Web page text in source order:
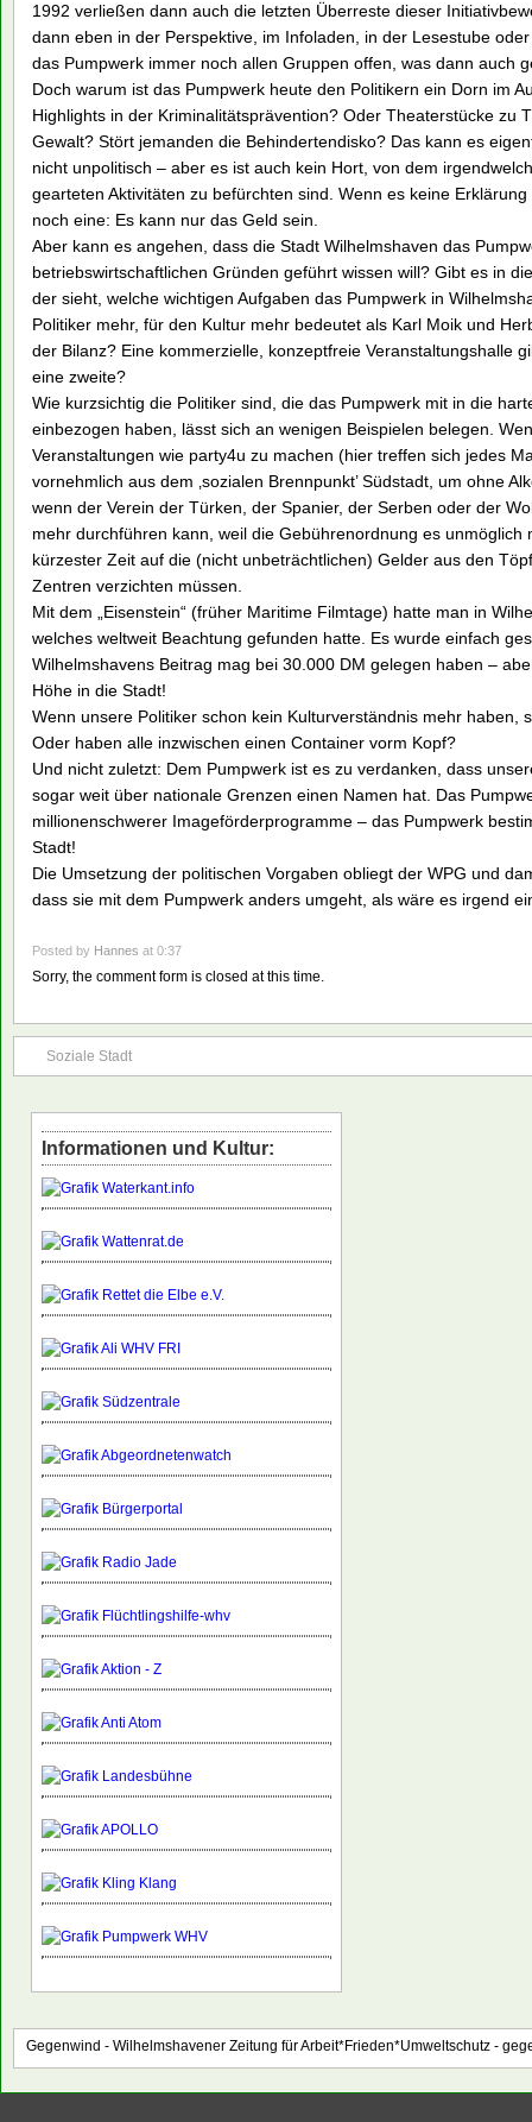
1992 verließen dann auch die letzten Überreste dieser
dann eben in der Perspektive, im Infoladen, in der Lesestube
das Pumpwerk immer noch allen Gruppen offen, was dann auch
Doch warum ist das Pumpwerk heute den Politikern ein Dorn im
Highlights in der Kriminalitätsprävention? Oder Theaterstücke zu
Gewalt? Stört jemanden die Behindertendisko? Das kann es
nicht unpolitisch – aber es ist auch kein Hort, von dem
gearteten Aktivitäten zu befürchten sind. Wenn es keine
noch eine: Es kann nur das Geld sein.
Aber kann es angehen, dass die Stadt Wilhelmshaven das
betriebswirtschaftlichen Gründen geführt wissen will? Gibt es in
der sieht, welche wichtigen Aufgaben das Pumpwerk in
Politiker mehr, für den Kultur mehr bedeutet als Karl Moik und
der Bilanz? Eine kommerzielle, konzeptfreie Veranstaltungshalle
eine zweite?
Wie kurzsichtig die Politiker sind, die das Pumpwerk mit in die
einbezogen haben, lässt sich an wenigen Beispielen belegen.
Veranstaltungen wie party4u zu machen (hier treffen sich jedes
vornehmlich aus dem ‚sozialen Brennpunkt’ Südstadt, um ohne
wenn der Verein der Türken, der Spanier, der Serben oder der
mehr durchführen kann, weil die Gebührenordnung es unmöglich
kürzester Zeit auf die (nicht unbeträchtlichen) Gelder aus den
Zentren verzichten müssen.
Mit dem „Eisenstein“ (früher Maritime Filmtage) hatte man in
welches weltweit Beachtung gefunden hatte. Es wurde einfach
Wilhelmshavens Beitrag mag bei 30.000 DM gelegen haben –
Höhe in die Stadt!
Wenn unsere Politiker schon kein Kulturverständnis mehr haben,
Oder haben alle inzwischen einen Container vorm Kopf?
Und nicht zuletzt: Dem Pumpwerk ist es zu verdanken, dass
sogar weit über nationale Grenzen einen Namen hat. Das
millionenschwerer Imageförderprogramme – das Pumpwerk
Stadt!
Die Umsetzung der politischen Vorgaben obliegt der WPG und
dass sie mit dem Pumpwerk anders umgeht, als wäre es irgend
Posted by Hannes at 0:37
Sorry, the comment form is closed at this time.
Soziale Stadt
Informationen und Kultur:
Gegenwind - Wilhelmshavener Zeitung für Arbeit*Frieden*Umweltschutz -